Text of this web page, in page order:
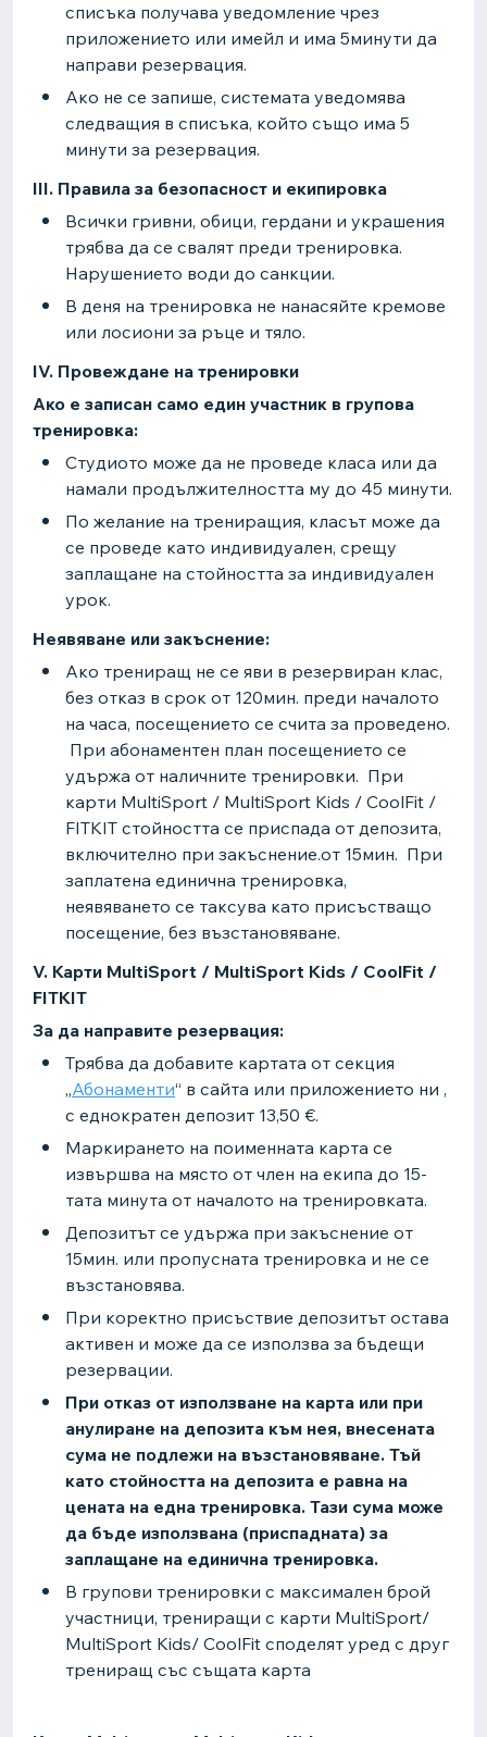
списъка получава уведомление чрез
приложението или имейл и има 5минути да
направи резервация.
Ако не се запише, системата уведомява
следващия в списъка, който също има 5
минути за резервация.
III. Правила за безопасност и екипировка
Всички гривни, обици, гердани и украшения
трябва да се свалят преди тренировка.
Нарушението води до санкции.
В деня на тренировка не нанасяйте кремове
или лосиони за ръце и тяло.
IV. ​Провеждане на тренировки
Ако е записан само един участник в групова
тренировка:
Студиото може да не проведе класа или да
намали продължителността му до 45 минути.
По желание на трениращия, класът може да
се проведе като индивидуален, срещу
заплащане на стойността за индивидуален
урок.
Неявяване или закъснение:
Ако трениращ не се яви в резервиран клас,
без отказ в срок от 120мин. преди началото
на часа, посещението се счита за проведено.
При абонаментен план посещението се
удържа от наличните тренировки. При
карти MultiSport / MultiSport Kids / CoolFit /
FITKIT стойността се приспада от депозита,
включително при закъснение.от 15мин. При
заплатена единична тренировка,
неявяването се таксува като присъстващо
посещение, без възстановяване.
V. Карти MultiSport / MultiSport Kids / CoolFit /
FITKIT
За да направите резервация:
Трябва да добавите картата от секция
„Абонаменти“ в сайта или приложението ни ,
с еднократен депозит 13,50 €.
Маркирането на поименната карта се
извършва на място от член на екипа до 15-
тата минута от началото на тренировката.
Депозитът се удържа при закъснение от
15мин. или пропусната тренировка и не се
възстановява.
При коректно присъствие депозитът остава
активен и може да се използва за бъдещи
резервации.
При отказ от използване на карта или при
анулиране на депозита към нея, внесената
сума не подлежи на възстановяване. Тъй
като стойността на депозита е равна на
цената на една тренировка. Тази сума може
да бъде използвана (приспадната) за
заплащане на единична тренировка.
В групови тренировки с максимален брой
участници, трениращи с карти MultiSport/
MultiSport Kids/ CoolFit споделят уред с друг
трениращ със същата карта